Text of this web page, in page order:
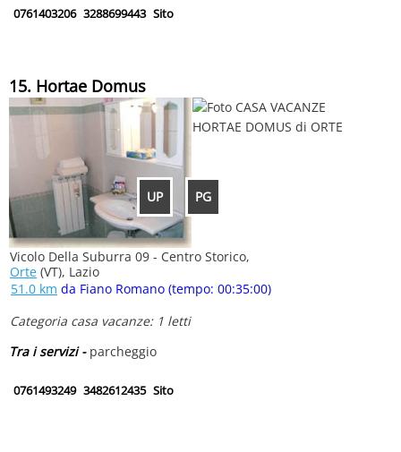
UP PG
0761403206 3288699443 Sito
15. Hortae Domus
Vicolo Della Suburra 09 - Centro Storico,
Orte (VT), Lazio
51.0 km da Fiano Romano (tempo: 00:35:00)
Categoria casa vacanze: 1 letti
Tra i servizi - parcheggio
0761493249 3482612435 Sito